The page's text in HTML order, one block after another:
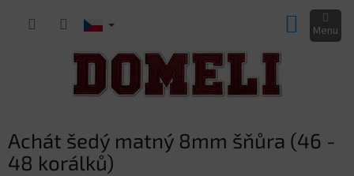
KOŠÍK
Achát šedý matný 8mm šňůra (46 -
48 korálků)